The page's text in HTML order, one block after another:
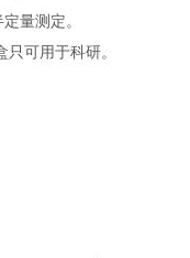
量测定。
可用于科研。